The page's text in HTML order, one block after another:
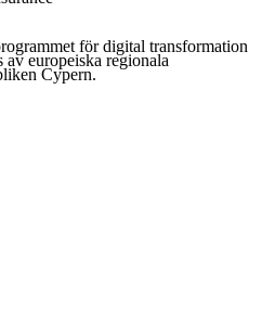
för digital transformation
av europeiska regionala
Cypern.